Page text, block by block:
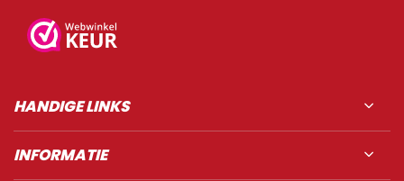
HANDIGE LINKS
INFORMATIE